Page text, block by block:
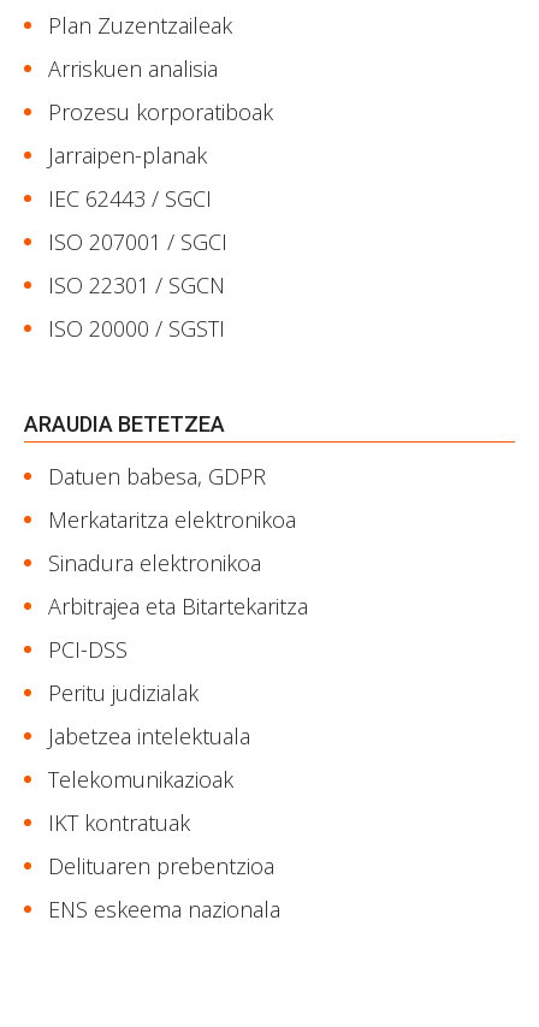
Plan Zuzentzaileak
Arriskuen analisia
Prozesu korporatiboak
Jarraipen-planak
IEC 62443 / SGCI
ISO 207001 / SGCI
ISO 22301 / SGCN
ISO 20000 / SGSTI
ARAUDIA BETETZEA
Datuen babesa, GDPR
Merkataritza elektronikoa
Sinadura elektronikoa
Arbitrajea eta Bitartekaritza
PCI-DSS
Peritu judizialak
Jabetzea intelektuala
Telekomunikazioak
IKT kontratuak
Delituaren prebentzioa
ENS eskeema nazionala